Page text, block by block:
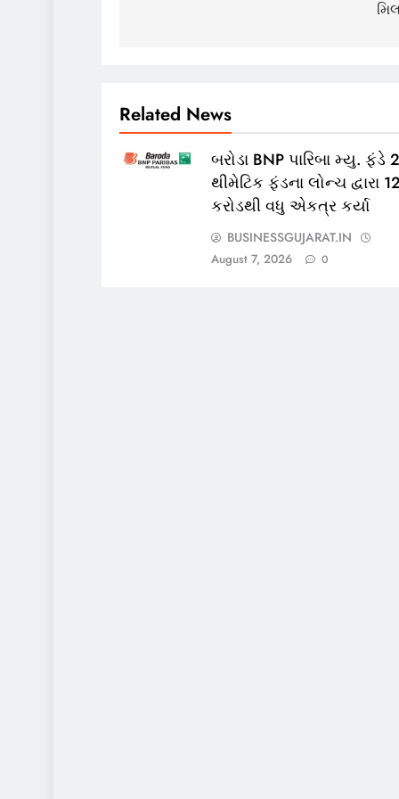
Related News
બરોડા BNP પારિબા મ્યુ. ફંડે
થીમેટિક ફંડના લોન્ચ દ્વારા
કરોડથી વધુ એકત્ર કર્યા
BUSINESSGUJARAT.IN
August 7, 2026 0